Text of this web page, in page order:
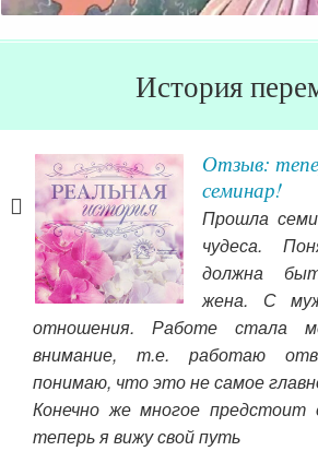
История
Отзыв:
семинар!
Прошла
чудеса.
должна
жена. С
отношения. Работе стала
внимание, т.е. работаю
понимаю, что это не самое
Конечно же многое
теперь я вижу свой путь